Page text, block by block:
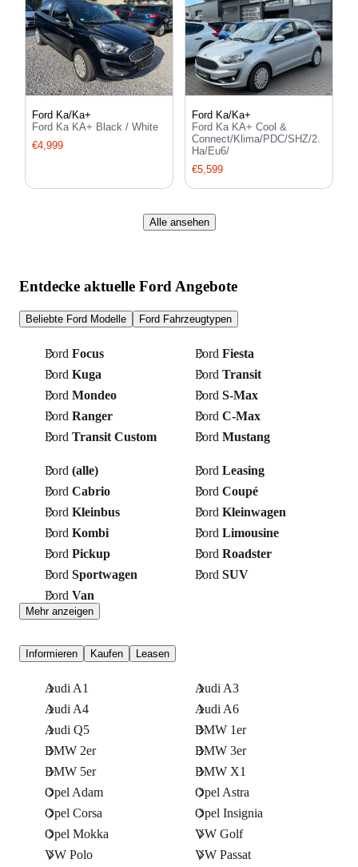
Ford Ka/Ka+
Ford Ka KA+ Black / White
€4,999
Ford Ka/Ka+
Ford Ka KA+ Cool &
Connect/Klima/PDC/SHZ/2.
Ha/Eu6/
€5,599
Alle ansehen
Entdecke aktuelle Ford Angebote
Beliebte Ford Modelle Ford Fahrzeugtypen
Ford Focus Ford Fiesta
Ford Kuga Ford Transit
Ford Mondeo Ford S-Max
Ford Ranger Ford C-Max
Ford Transit Custom Ford Mustang
Ford (alle) Ford Leasing
Ford Cabrio Ford Coupé
Ford Kleinbus Ford Kleinwagen
Ford Kombi Ford Limousine
Ford Pickup Ford Roadster
Ford Sportwagen Ford SUV
Ford Van
Mehr anzeigen
Informieren Kaufen Leasen
Audi A1
Audi A3
Audi A4
Audi A6
Audi Q5
BMW 1er
BMW 2er
BMW 3er
BMW 5er
BMW X1
Opel Adam
Opel Astra
Opel Corsa
Opel Insignia
Opel Mokka
VW Golf
VW Polo
VW Passat